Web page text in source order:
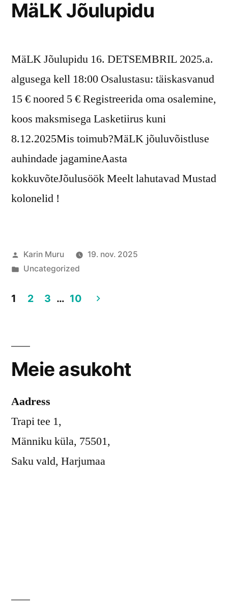
MäLK Jõulupidu
MäLK Jõulupidu 16. DETSEMBRIL 2025.a.
algusega kell 18:00 Osalustasu: täiskasvanud
15 € noored 5 € Registreerida oma osalemine,
koos maksmisega Lasketiirus kuni
8.12.2025Mis toimub?MäLK jõuluvõistluse
auhindade jagamineAasta
kokkuvõteJõulusöök Meelt lahutavad Mustad
kolonelid !
Posted
by
Karin Muru
19. nov. 2025
Posted
Uncategorized
leheküljendus
1 2 3 … 10
Meie asukoht
Aadress
Trapi tee 1,
Männiku küla, 75501,
Saku vald, Harjumaa